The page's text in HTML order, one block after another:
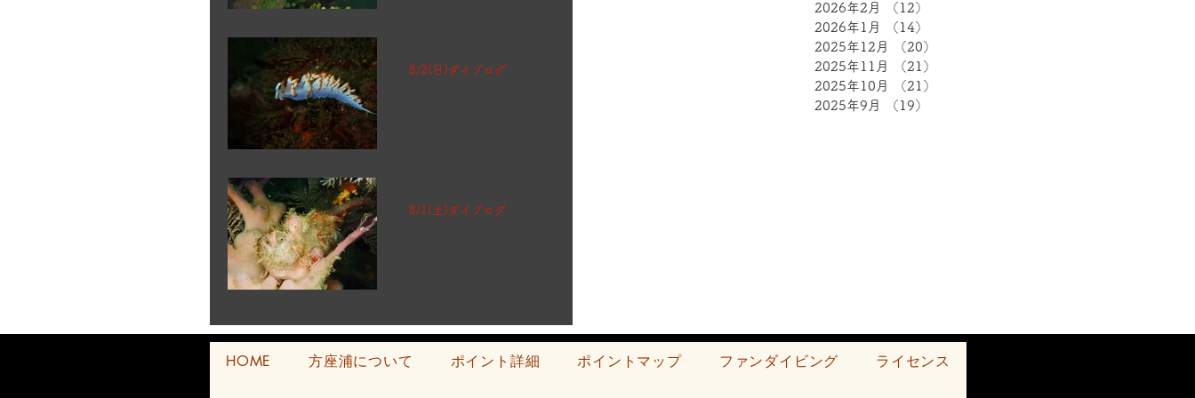
8/2(日)ダイブログ
8/1(土)ダイブログ
2026年2月
（12）
2026年1月
（14）
2025年12月
（20）
2025年11月
（21）
2025年10月
（21）
2025年9月
（19）
HOME 方座浦について ポイント詳細 ポイントマップ ファンダイビング ライセンス